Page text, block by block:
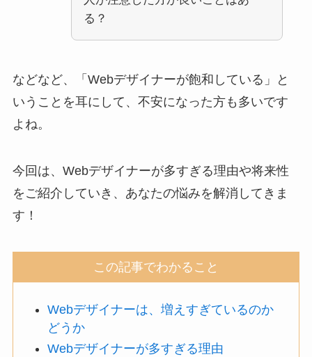
る？
などなど、「Webデザイナーが飽和している」と
いうことを耳にして、不安になった方も多いです
よね。
今回は、Webデザイナーが多すぎる理由や将来性
をご紹介していき、あなたの悩みを解消してきま
す！
この記事でわかること
Webデザイナーは、増えすぎているのか
どうか
Webデザイナーが多すぎる理由